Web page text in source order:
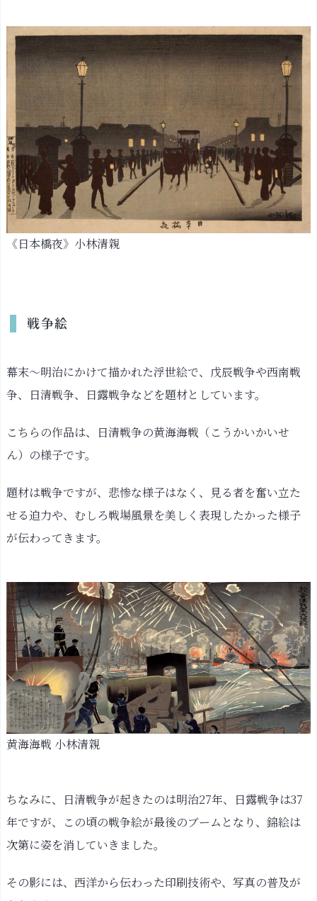
《日本橋夜》小林清親
戦争絵
幕末〜明治にかけて描かれた浮世絵で、戊辰戦争や西南戦
争、日清戦争、日露戦争などを題材としています。
こちらの作品は、日清戦争の黄海海戦（こうかいかいせ
ん）の様子です。
題材は戦争ですが、悲惨な様子はなく、見る者を奮い立た
せる迫力や、むしろ戦場風景を美しく表現したかった様子
が伝わってきます。
黄海海戦 小林清親
ちなみに、日清戦争が起きたのは明治27年、日露戦争は37
年ですが、この頃の戦争絵が最後のブームとなり、錦絵は
次第に姿を消していきました。
その影には、西洋から伝わった印刷技術や、写真の普及が